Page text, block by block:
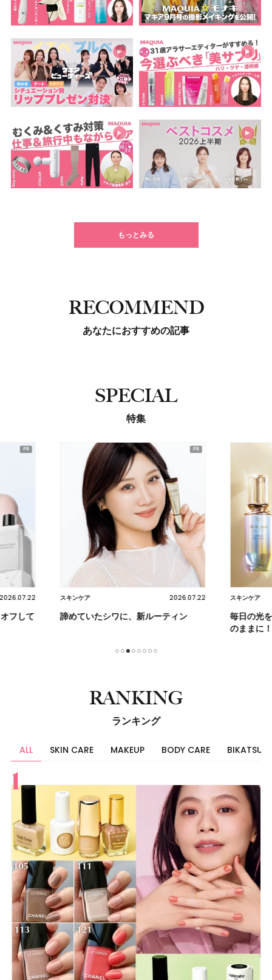
もっとみる
RECOMMEND
あなたにおすすめの記事
SPECIAL
特集
2026.07.22
ィン
スキンケア 2026.07.22
毎日の光を紡ぐケアで未来の肌を思い
ヘア
【クセ・
迷子必見
RANKING
ランキング
ALL SKIN CARE MAKEUP BODY CARE BIKATSU
すべて
スキンケア
メイク
ボディケア
美活
ヘア
ライフスタイル
ビューティーズ